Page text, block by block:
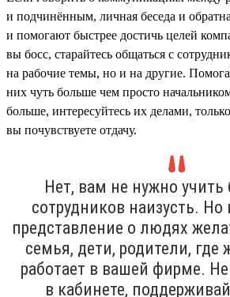
и подчинённым, личная беседа и
и помогают быстрее достичь целей
вы босс, старайтесь общаться с
на рабочие темы, но и на другие.
них чуть больше чем просто
больше, интересуйтесь их делами,
вы почувствуете отдачу.
Нет, вам не нужно
сотрудников наизусть.
представление о людях
семья, дети, родители, где
работает в вашей фирме.
в кабинете,